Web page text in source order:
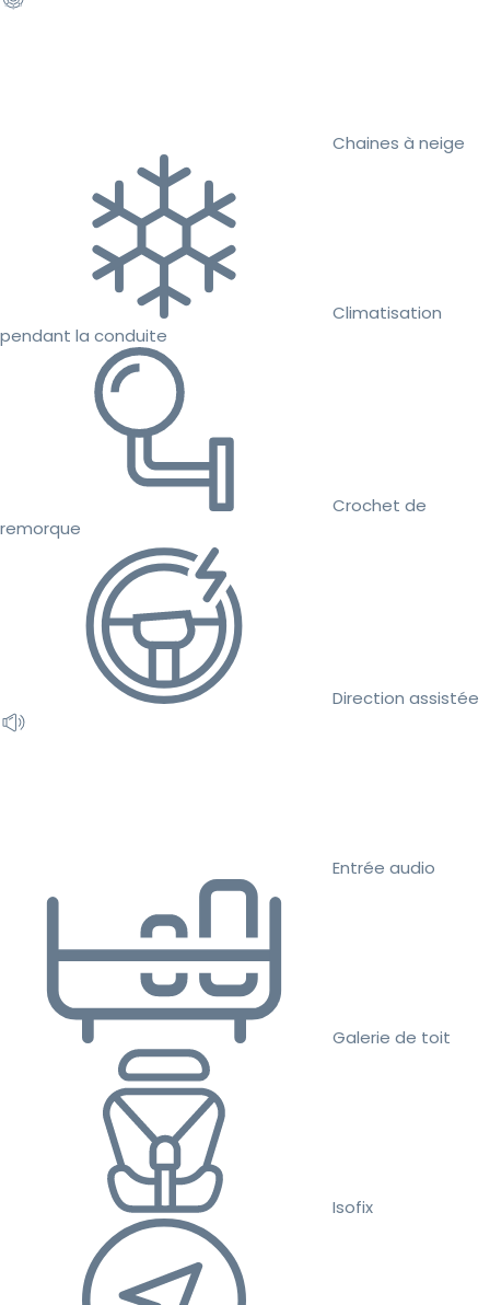
Chaines à neige
Climatisation
pendant la conduite
Crochet de
remorque
Direction assistée
Entrée audio
Galerie de toit
Isofix